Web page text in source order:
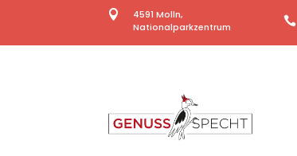

4591 Molln,
Nationalparkzentrum
